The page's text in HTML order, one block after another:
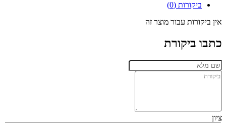
ביקורות (0)
אין ביקורות עבור מוצר זה
כתבו ביקורת
ציון